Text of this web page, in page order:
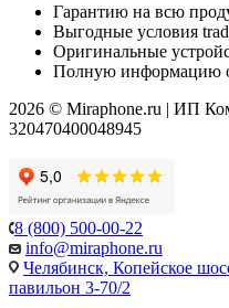
Гарантию на всю
Выгодные условия
Оригинальные
Полную информацию
2026 © Miraphone.ru | ИП
320470400048945
8 (800) 500-00-22
info@miraphone.ru
Челябинск, Копейское
павильон 3-70/2